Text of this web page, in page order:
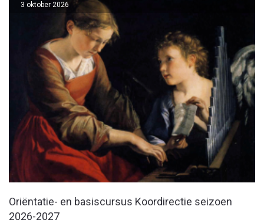
Oriëntatie- en basiscursus Koordirectie seizoen
2026-2027
3 oktober 2026